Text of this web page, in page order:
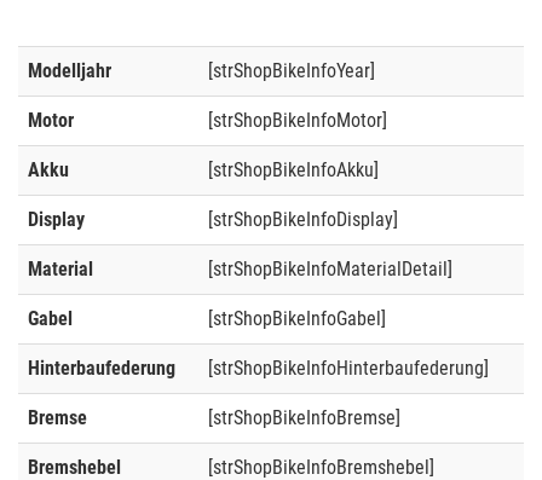
Modelljahr [strShopBikeInfoYear]
Motor [strShopBikeInfoMotor]
Akku [strShopBikeInfoAkku]
Display [strShopBikeInfoDisplay]
Material [strShopBikeInfoMaterialDetail]
Gabel [strShopBikeInfoGabel]
Hinterbaufederung [strShopBikeInfoHinterbaufederung]
Bremse [strShopBikeInfoBremse]
Bremshebel [strShopBikeInfoBremshebel]